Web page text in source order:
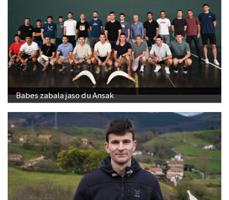
Babes zabala jaso du Ansak